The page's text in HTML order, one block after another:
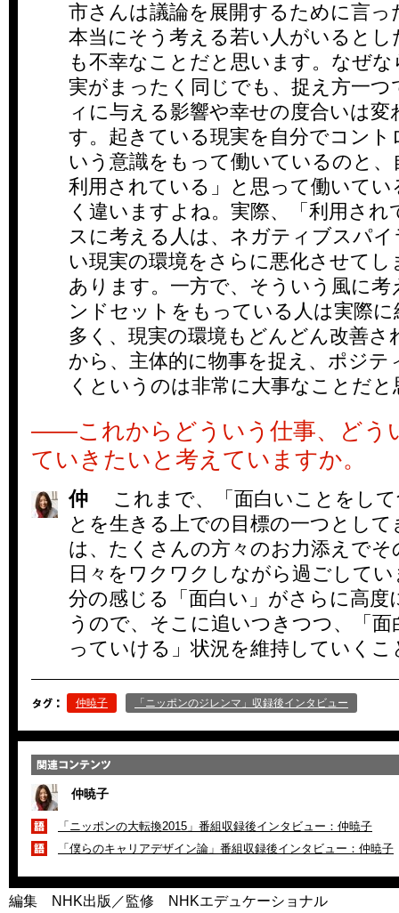
市さんは議論を展開するために言
本当にそう考える若い人がいると
も不幸なことだと思います。なぜ
実がまったく同じでも、捉え方一
ィに与える影響や幸せの度合いは
す。起きている現実を自分でコン
いう意識をもって働いているのと、
利用されている」と思って働いて
く違いますよね。実際、「利用さ
スに考える人は、ネガティブスパ
い現実の環境をさらに悪化させて
あります。一方で、そういう風に
ンドセットをもっている人は実際
多く、現実の環境もどんどん改善さ
から、主体的に物事を捉え、ポジテ
くというのは非常に大事なことだ
――これからどういう仕事、どう
ていきたいと考えていますか。
仲 これまで、「面白いことをし
とを生きる上での目標の一つとし
は、たくさんの方々のお力添えでそ
日々をワクワクしながら過ごして
分の感じる「面白い」がさらに高度
うので、そこに追いつきつつ、「
っていける」状況を維持していく
仲暁子 「ニッポンのジレンマ」収録後インタビュー
仲暁子
「ニッポンの大転換2015」番組収録後インタビュー：仲暁子
「僕らのキャリアデザイン論」番組収録後インタビュー：仲暁子
編集 NHK出版／監修 NHKエデュケーショナル